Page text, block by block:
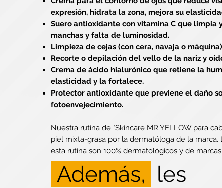
expresión, hidrata la zona, mejora su
Suero antioxidante con vitamina C que limpia
manchas y falta de luminosidad.
Limpieza de cejas (con cera, navaja o máquina)
Recorte o depilación del vello de la nariz y
Crema de ácido hialurónico que retiene la
elasticidad y la fortalece.
Protector antioxidante que previene el daño
fotoenvejecimiento.
Nuestra rutina de "Skincare MR YELLOW para
piel mixta-grasa por la dermatóloga de la marca.
esta rutina son 100% dermatológicos y de
Además, les